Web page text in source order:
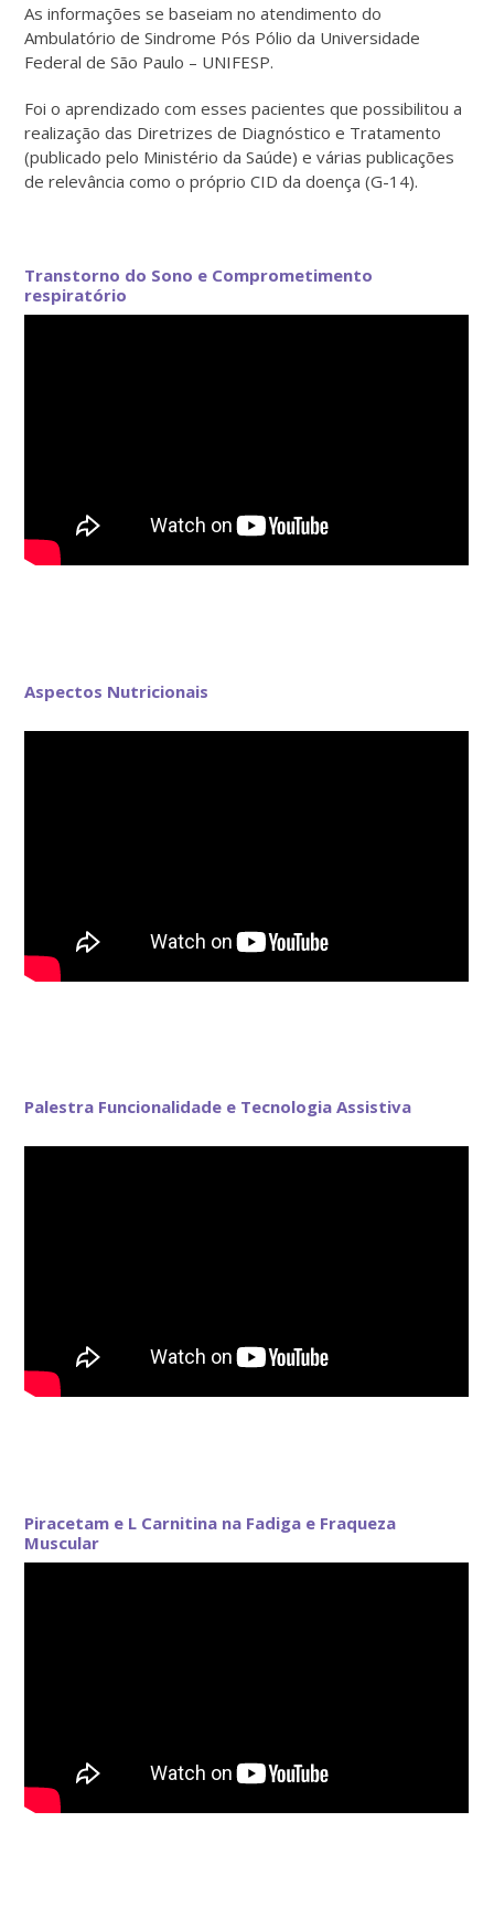
As informações se baseiam no atendimento do
Ambulatório de Sindrome Pós Pólio da Universidade
Federal de São Paulo – UNIFESP.
Foi o aprendizado com esses pacientes que possibilitou a
realização das Diretrizes de Diagnóstico e Tratamento
(publicado pelo Ministério da Saúde) e várias publicações
de relevância como o próprio CID da doença (G-14).
Transtorno do Sono e Comprometimento
respiratório
Aspectos Nutricionais
Palestra Funcionalidade e Tecnologia Assistiva
Piracetam e L Carnitina na Fadiga e Fraqueza
Muscular